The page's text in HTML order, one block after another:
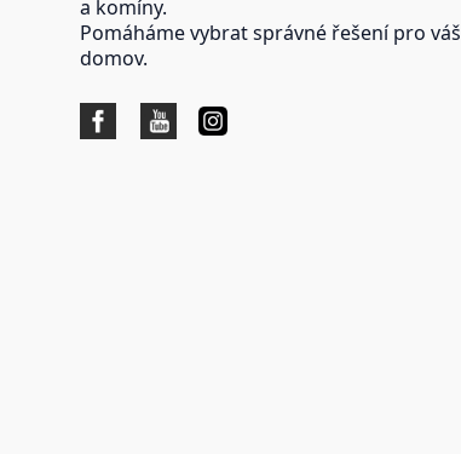
a komíny.
Pomáháme vybrat správné řešení pro váš
domov.